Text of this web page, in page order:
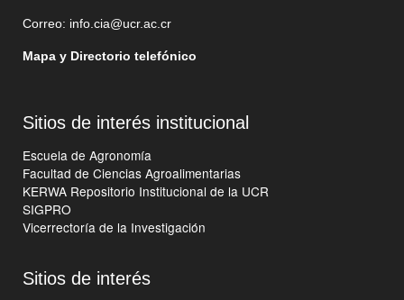
Correo: info.cia@ucr.ac.cr
Mapa y Directorio telefónico
Sitios de interés institucional
Escuela de Agronomía
Facultad de Ciencias Agroalimentarias
KERWA Repositorio Institucional de la UCR
SIGPRO
Vicerrectoría de la Investigación
Sitios de interés